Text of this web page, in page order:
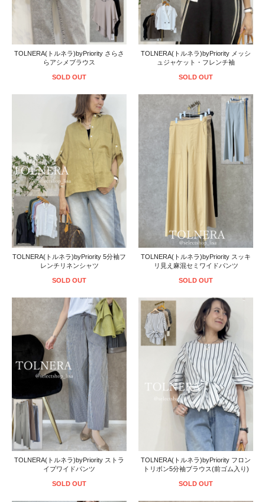
TOLNERA(トルネラ)byPriority さらさ
らアシメブラウス
SOLD OUT
TOLNERA(トルネラ)byPriority メッシ
ュジャケット・フレンチ袖
SOLD OUT
TOLNERA(トルネラ)byPriority 5分袖フ
レンチリネンシャツ
SOLD OUT
TOLNERA(トルネラ)byPriority スッキ
リ見え麻混セミワイドパンツ
SOLD OUT
TOLNERA(トルネラ)byPriority ストラ
イプワイドパンツ
SOLD OUT
TOLNERA(トルネラ)byPriority フロン
トリボン5分袖ブラウス(前ゴム入り)
SOLD OUT